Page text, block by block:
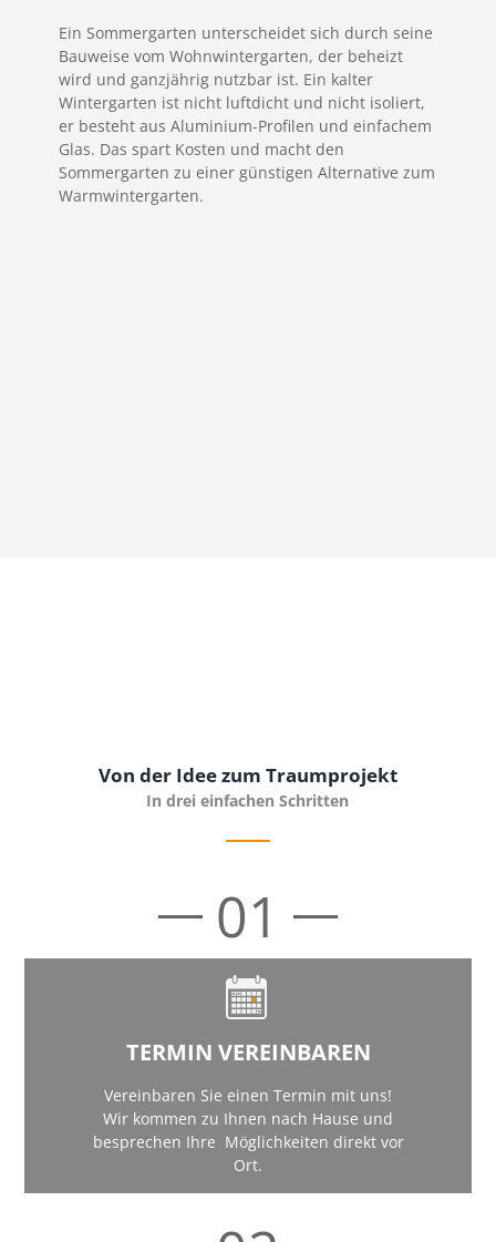
Ein Sommergarten unterscheidet sich durch seine
Bauweise vom Wohnwintergarten, der beheizt
wird und ganzjährig nutzbar ist. Ein kalter
Wintergarten ist nicht luftdicht und nicht isoliert,
er besteht aus Aluminium-Profilen und einfachem
Glas. Das spart Kosten und macht den
Sommergarten zu einer günstigen Alternative zum
Warmwintergarten.
Von der Idee zum Traumprojekt
In drei einfachen Schritten
01
TERMIN VEREINBAREN
Vereinbaren Sie einen Termin mit uns!
Wir kommen zu Ihnen nach Hause und
besprechen Ihre Möglichkeiten direkt vor
Ort.